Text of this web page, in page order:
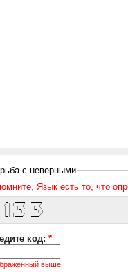
с неверными
Язык есть то, что
/ | |___ /  |___ /
| |   |_ \    |_ \
| |  ___) |  ___) |
|_| |____/  |____/
код: *
выше